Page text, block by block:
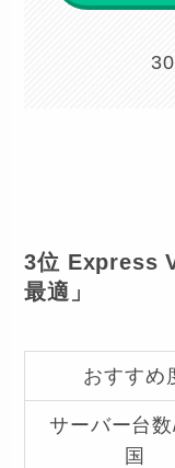
3位 Express
最適」
おすすめ
サーバー台
国